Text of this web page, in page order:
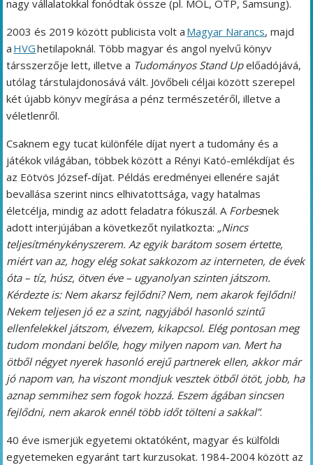
nagy vállalatokkal fonódtak össze (pl. MOL, OTP, Samsung).
2003 és 2019 között publicista volt a Magyar Narancs, majd
a HVGhetilapoknál. Több magyar és angol nyelvű könyv
társszerzője lett, illetve a Tudományos Stand Upelőadójává,
utólag társtulajdonosává vált. Jövőbeli céljai között szerepel
két újabb könyv megírása a pénz természetéről, illetve a
véletlenről.
Csaknem egy tucat különféle díjat nyert a tudomány és a
játékok világában, többek között a Rényi Kató-emlékdíjat és
az Eötvös József-díjat. Példás eredményei ellenére saját
bevallása szerint nincs elhivatottsága, vagy hatalmas
életcélja, mindig az adott feladatra fókuszál. A Forbesnek
adott interjújában a következőt nyilatkozta: „Nincs
teljesítménykényszerem. Az egyik barátom sosem értette,
miért van az, hogy elég sokat sakkozom az interneten, de évek
óta – tíz, húsz, ötven éve – ugyanolyan szinten játszom.
Kérdezte is: Nem akarsz fejlődni? Nem, nem akarok fejlődni!
Nekem teljesen jó ez a szint, nagyjából hasonló szintű
ellenfelekkel játszom, élvezem, kikapcsol. Elég pontosan meg
tudom mondani belőle, hogy milyen napom van. Mert ha
ötből négyet nyerek hasonló erejű partnerek ellen, akkor már
jó napom van, ha viszont mondjuk vesztek ötből ötöt, jobb, ha
aznap semmihez sem fogok hozzá. Eszem ágában sincsen
fejlődni, nem akarok ennél több időt tölteni a sakkal”.
40 éve ismerjük egyetemi oktatóként, magyar és külföldi
egyetemeken egyaránt tart kurzusokat. 1984-2004 között az